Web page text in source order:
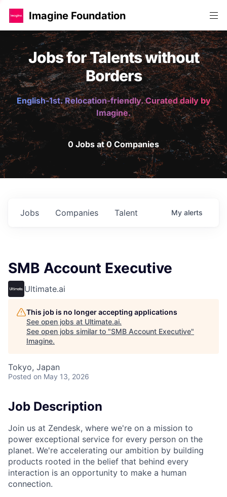
Imagine Foundation
Jobs for Talents without
Borders
English-1st. Relocation-friendly. Curated daily by
Imagine.
0 Jobs at 0 Companies
Jobs Companies Talent My alerts
SMB Account Executive
Ultimate.ai
This job is no longer accepting applications
See open jobs at Ultimate.ai.
See open jobs similar to "SMB Account Executive"
Imagine.
Tokyo, Japan
Posted on May 13, 2026
Job Description
Join us at Zendesk, where we're on a mission to
power exceptional service for every person on the
planet. We're accelerating our ambition by building
products rooted in the belief that behind every
interaction is an opportunity to make a human
connection.